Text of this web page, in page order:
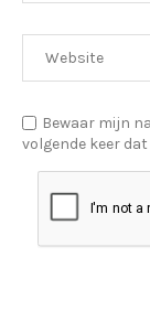
Bewaar mijn
volgende keer dat